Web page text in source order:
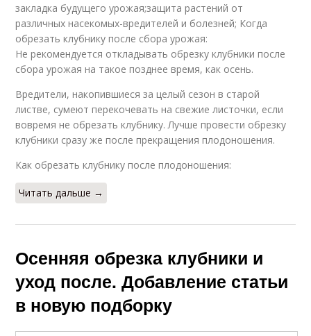
закладка будущего урожая;защита растений от
различных насекомых-вредителей и болезней; Когда
обрезать клубнику после сбора урожая:
Не рекомендуется откладывать обрезку клубники после
сбора урожая на такое позднее время, как осень.
Вредители, накопившиеся за целый сезон в старой
листве, сумеют перекочевать на свежие листочки, если
вовремя не обрезать клубнику. Лучше провести обрезку
клубники сразу же после прекращения плодоношения.
Как обрезать клубнику после плодоношения:
Читать дальше →
Осенняя обрезка клубники и
уход после. Добавление статьи
в новую подборку